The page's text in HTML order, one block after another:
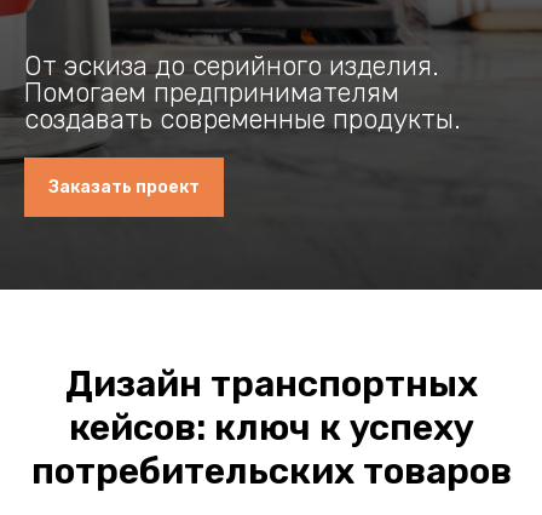
От эскиза до серийного изделия.
Помогаем предпринимателям
создавать современные продукты.
Заказать проект
Дизайн транспортных
кейсов: ключ к успеху
потребительских товаров